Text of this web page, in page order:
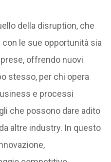
della disruption, che
le sue opportunità sia
offrendo nuovi
stesso, per chi opera
e processi
che possono dare adito
altre industry. In questo